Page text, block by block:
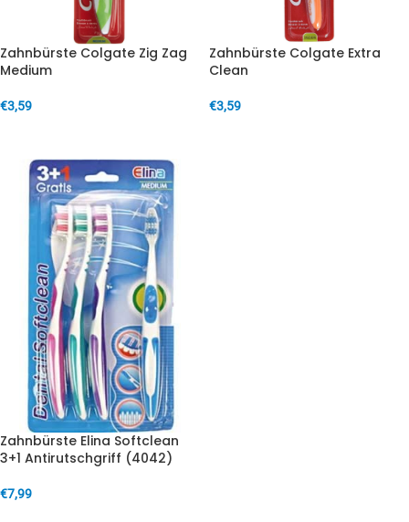
Zahnbürste Colgate Zig Zag
Medium
€3,59
Zahnbürste Colgate Extra
Clean
€3,59
Zahnbürste Elina Softclean
3+1 Antirutschgriff (4042)
€7,99